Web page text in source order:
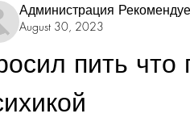
Администрация
August 30, 2023
пить что